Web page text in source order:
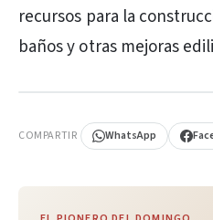
recursos para la
baños y otras mejoras
COMPARTIR WhatsApp